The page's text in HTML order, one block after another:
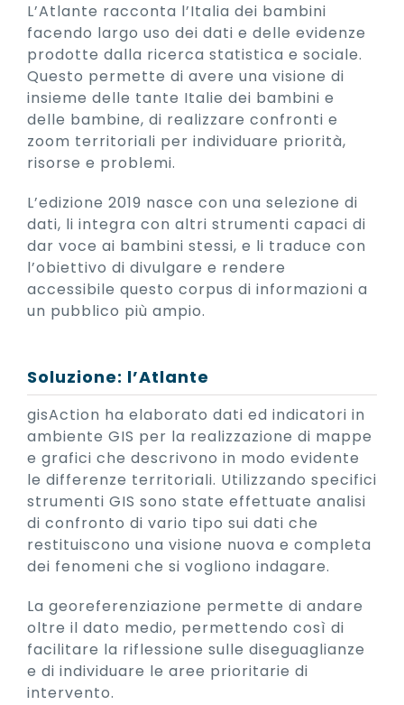
L’Atlante racconta l’Italia dei bambini
facendo largo uso dei dati e delle evidenze
prodotte dalla ricerca statistica e sociale.
Questo permette di avere una visione di
insieme delle tante Italie dei bambini e
delle bambine, di realizzare confronti e
zoom territoriali per individuare priorità,
risorse e problemi.
L’edizione 2019 nasce con una selezione di
dati, li integra con altri strumenti capaci di
dar voce ai bambini stessi, e li traduce con
l’obiettivo di divulgare e rendere
accessibile questo corpus di informazioni a
un pubblico più ampio.
Soluzione: l’Atlante
gisAction ha elaborato dati ed indicatori in
ambiente GIS per la realizzazione di mappe
e grafici che descrivono in modo evidente
le differenze territoriali. Utilizzando specifici
strumenti GIS sono state effettuate analisi
di confronto di vario tipo sui dati che
restituiscono una visione nuova e completa
dei fenomeni che si vogliono indagare.
La georeferenziazione permette di andare
oltre il dato medio, permettendo così di
facilitare la riflessione sulle diseguaglianze
e di individuare le aree prioritarie di
intervento.